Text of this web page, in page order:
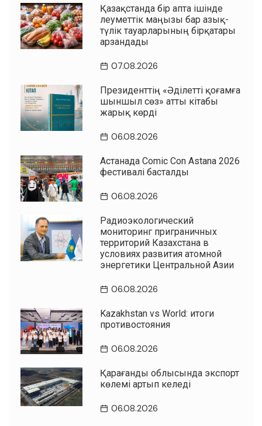
Қазақстанда бір апта ішінде
әлеуметтік маңызы бар азық-
түлік тауарларының бірқатары
арзандады
07.08.2026
Президенттің «Әділетті қоғамға
шыншыл сөз» атты кітабы
жарық көрді
06.08.2026
Астанада Comic Con Astana 2026
фестивалі басталды
06.08.2026
Радиоэкологический
мониторинг приграничных
территорий Казахстана в
условиях развития атомной
энергетики Центральной Азии
06.08.2026
Kazakhstan vs World: итоги
противостояния
06.08.2026
Қарағанды облысында экспорт
көлемі артып келеді
06.08.2026